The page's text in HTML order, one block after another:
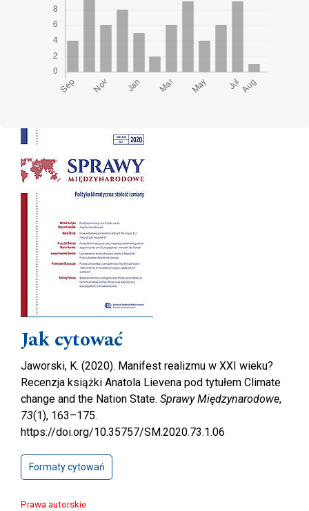
Cover image
Jak cytować
Jaworski, K. (2020). Manifest realizmu w XXI wieku?
Recenzja książki Anatola Lievena pod tytułem Climate
change and the Nation State. Sprawy Międzynarodowe,
73(1), 163–175.
https://doi.org/10.35757/SM.2020.73.1.06
Formaty cytowań
Prawa autorskie